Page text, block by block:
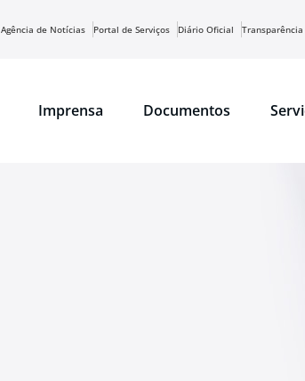
Agência de Notícias Portal de Serviços Diário Oficial Transparência
Imprensa Documentos